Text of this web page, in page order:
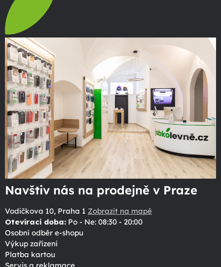
Navštiv nás na prodejně v Praze
Vodičkova 10, Praha 1 Zobrazit na mapě
Otevírací doba: Po - Ne: 08:30 - 20:00
Osobní odběr e-shopu
Výkup zařízení
Platba kartou